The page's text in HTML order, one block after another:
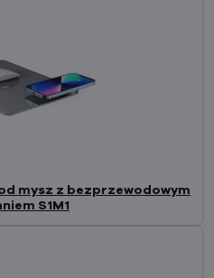
mysz z bezprzewodowym
S1M1